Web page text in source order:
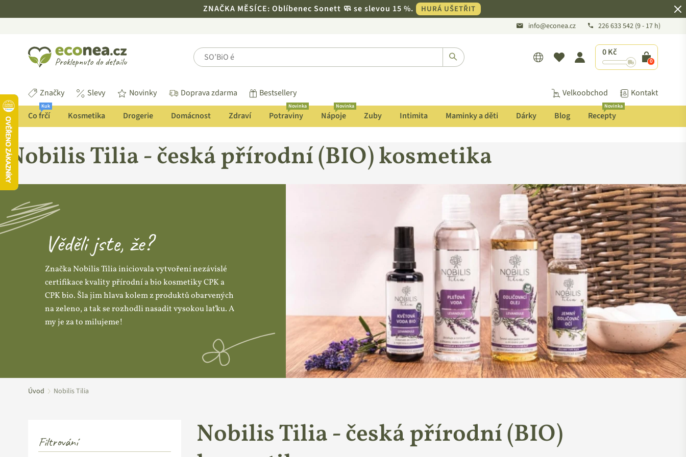
ZNAČKA MĚSÍCE: Oblíbenec Sonett 🧼 se slevou 15 %. HURÁ UŠETŘIT
info@econea.cz 226 633 542 (9 - 17 h)
POTVRDIT 0 Kč
0
Značky Slevy Novinky Doprava zdarma Bestsellery Velkoobchod Kontakt
Co frčí
Kuk
Kosmetika Drogerie Domácnost Zdraví Potraviny
Novinka
Nápoje
Novinka
Zuby Intimita Maminky a děti Dárky Blog Recepty
Novinka
Nobilis Tilia - česká přírodní (BIO) kosmetika
Věděli jste, že?
Značka Nobilis Tilia iniciovala vytvoření nezávislé
certifikace kvality přírodní a bio kosmetiky CPK a
CPK bio. Šla jim hlava kolem z produktů obarvených
na zeleno, a tak se rozhodli nasadit vysokou laťku. A
my je za to milujeme!
Úvod Nobilis Tilia
Filtrování
Nobilis Tilia - česká přírodní (BIO)